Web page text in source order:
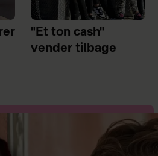
"Et ton cash"
vender tilbage